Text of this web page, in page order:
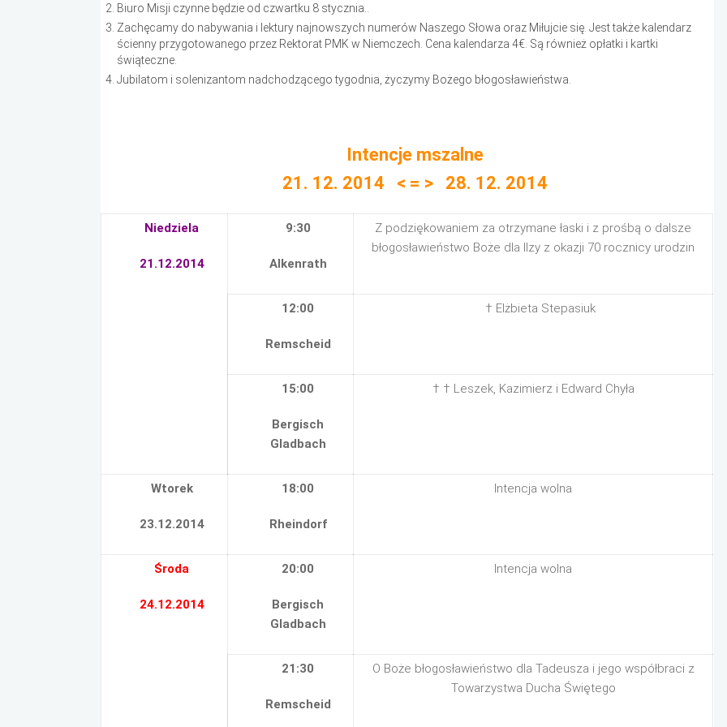
Biuro Misji czynne będzie od czwartku 8 stycznia..
Zachęcamy do nabywania i lektury najnowszych numerów Naszego Słowa oraz Miłujcie się. Jest także kalendarz
ścienny przygotowanego przez Rektorat PMK w Niemczech. Cena kalendarza 4€. Są również opłatki i kartki
świąteczne.
Jubilatom i solenizantom nadchodzącego tygodnia, życzymy Bożego błogosławieństwa.
Intencje mszalne
21. 12. 2014 < = > 28. 12. 2014
Niedziela
21.12.2014
9:30
Alkenrath
Z podziękowaniem za otrzymane łaski i z prośbą o dalsze
błogosławieństwo Boże dla Ilzy z okazji 70 rocznicy urodzin
12:00
Remscheid
† Elżbieta Stepasiuk
15:00
Bergisch
Gladbach
† † Leszek, Kazimierz i Edward Chyła
Wtorek
23.12.2014
18:00
Rheindorf
Intencja wolna
Środa
24.12.2014
20:00
Bergisch
Gladbach
Intencja wolna
21:30
Remscheid
O Boże błogosławieństwo dla Tadeusza i jego współbraci z
Towarzystwa Ducha Świętego